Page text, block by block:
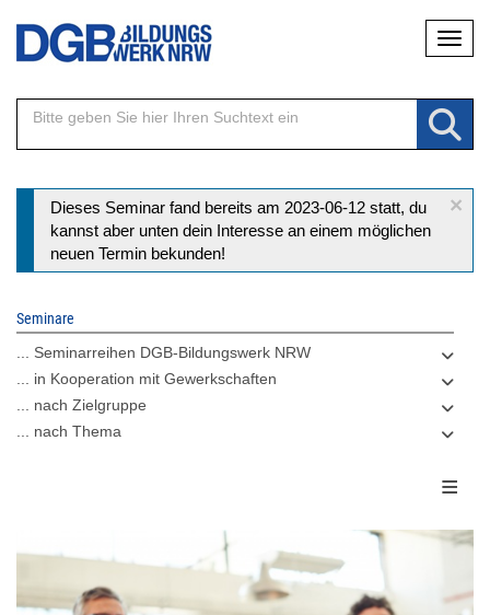
Direkt
Inhalt
×
Statusmeldung
Dieses Seminar fand bereits am 2023-06-12 statt, du
kannst aber unten dein Interesse an einem möglichen
neuen Termin bekunden!
Seminare
... Seminarreihen DGB-Bildungswerk NRW
... in Kooperation mit Gewerkschaften
... nach Zielgruppe
... nach Thema